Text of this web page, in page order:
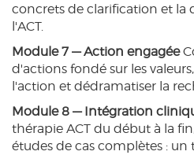
concrets de clarification et la
l'ACT.
Module 7 — Action engagée
d'actions fondé sur les
l'action et dédramatiser la
Module 8 — Intégration
thérapie ACT du début à la
études de cas complètes :